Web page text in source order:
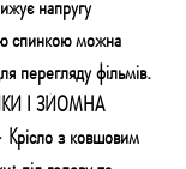
напругу
спинкою можна
перегляду фільмів.
І ЗЙОМНА
з ковшовим